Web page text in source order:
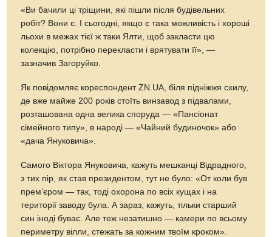
«Ви бачили ці тріщини, які пішли після будівельних
робіт? Вони є. І сьогодні, якщо є така можливість і хороші
льохи в межах тієї ж таки Ялти, щоб закласти цю
колекцію, потрібно перекласти і врятувати її», —
зазначив Загоруйко.
Як повідомляє кореспондент ZN.UA, біля підніжжя схилу,
де вже майже 200 років стоїть винзавод з підвалами,
розташована одна велика споруда — «Пансіонат
сімейного типу», в народі — «Чайний будиночок» або
«дача Януковича».
Самого Віктора Януковича, кажуть мешканці Відрадного,
з тих пір, як став президентом, тут не було: «От коли був
прем’єром — так, тоді охорона по всіх кущах і на
території заводу була. А зараз, кажуть, тільки старший
син іноді буває. Але теж незатишно — камери по всьому
периметру вілли, стежать за кожним твоїм кроком».